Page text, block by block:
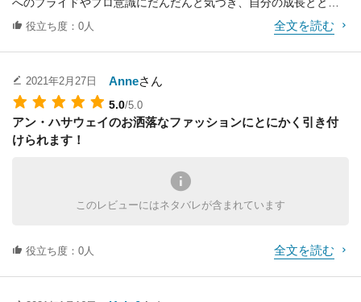
にファッションに対しても尊敬を持って働くようになるシーンは
鬼の編集長として恐れられているミランダも魅力的なキャラクタ
ーの1人でこの物語の第二の主人公だと思います。
冷血で鬼のような厳しさを持っているが、仕事に対して誰よりも
ハングリー精神があり、そして誰よりも重圧の中で仕事をこなす
姿勢は同じ女性としてその強さに惹かれる部分がありました。
また、この映画の見どころは物語の他にも登場するブランドやコ
ファッションにまったく興味がなかった主人公アンドレアの、仕
事に向き合う姿勢の変化とともに身にまとう洋服にも変化が出る
役立ち度：0人 全文を読む
2021年2月27日 Anneさん
5.0/5.0
アン・ハサウェイのお洒落なファッションにとにかく引き付
けられます！
このレビューにはネタバレが含まれています
役立ち度：0人 全文を読む